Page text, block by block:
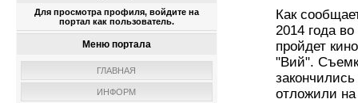
Для просмотра профиля, войдите на
портал как пользователь.
Меню портала
ГЛАВНАЯ
ИНФОРМ
Как
2014 года
пройдет
"Вий".
отложили